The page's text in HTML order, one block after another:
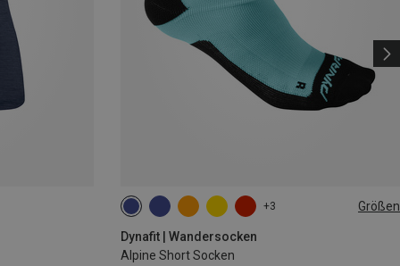
+3 Größen
Dynafit | Wandersocken
Alpine Short Socken
35|36|37|38 39|40|41|42